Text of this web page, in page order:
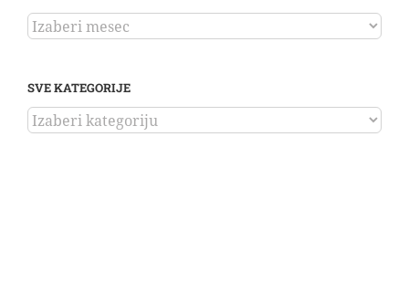
ARHIVA
SVE KATEGORIJE
SVE
KATEGORIJE